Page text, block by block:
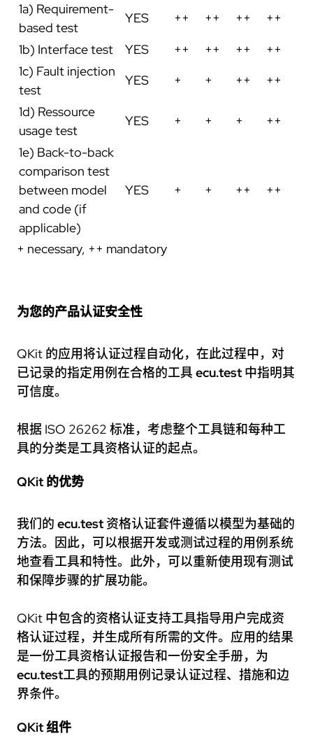
1a) Requirement-
based test
YES ++ ++ ++
++
1b) Interface test
YES ++ ++ ++
++
1c) Fault injection
test
YES + + ++
++
1d) Ressource
usage test
YES + + +
++
1e) Back-to-back
comparison test
between model
and code (if
applicable)
YES + + ++ ++
+ necessary, ++ mandatory
为您的产品认证安全性
QKit 的应用将认证过程自动化，在此过程中，对
已记录的指定用例在合格的工具 ecu.test 中指明其
可信度。
根据 ISO 26262 标准，考虑整个工具链和每种工
具的分类是工具资格认证的起点。
QKit 的优势
我们的 ecu.test 资格认证套件遵循以模型为基础的
方法。因此，可以根据开发或测试过程的用例系统
地查看工具和特性。此外，可以重新使用现有测试
和保障步骤的扩展功能。
QKit 中包含的资格认证支持工具指导用户完成资
格认证过程，并生成所有所需的文件。应用的结果
是一份工具资格认证报告和一份安全手册，为
ecu.test工具的预期用例记录认证过程、措施和边
界条件。
QKit 组件